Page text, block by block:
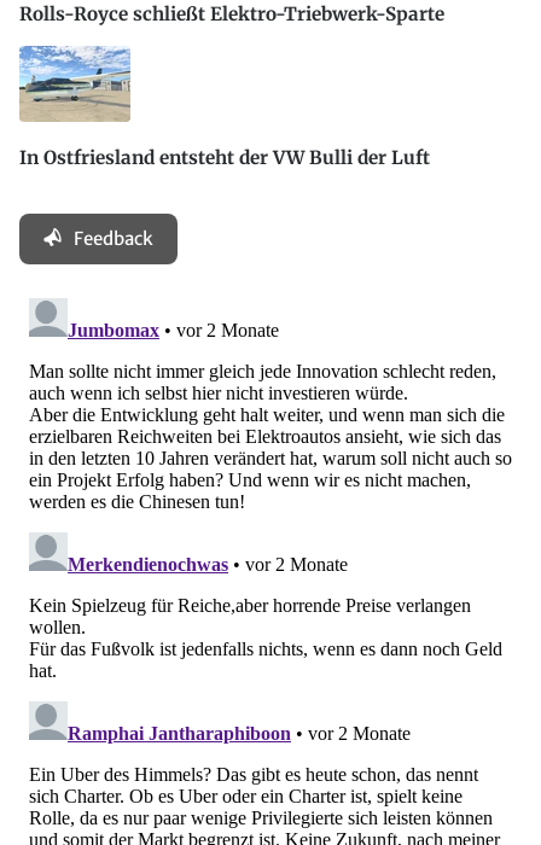
Rolls-Royce schließt Elektro-Triebwerk-Sparte
In Ostfriesland entsteht der VW Bulli der Luft
Feedback